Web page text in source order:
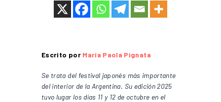
Escrito por María Paola Pignata
Se trata del festival japonés más importante
del interior de la Argentina. Su edición 2025
tuvo lugar los días 11 y 12 de octubre en el